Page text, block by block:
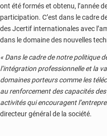
ont été formés et obtenu, l’année
participation. C’est dans le cadre
des Jcertif internationales avec
dans le domaine des nouvelles
« Dans le cadre de notre politique
l’intégration professionnelle et la
domaines porteurs comme les
au renforcement des capacités
activités qui encouragent
directeur général de la société.